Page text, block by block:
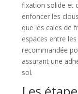
fixation solide et
enfoncer les
que les cales de
espaces entre
recommandée
assurant une
sol.